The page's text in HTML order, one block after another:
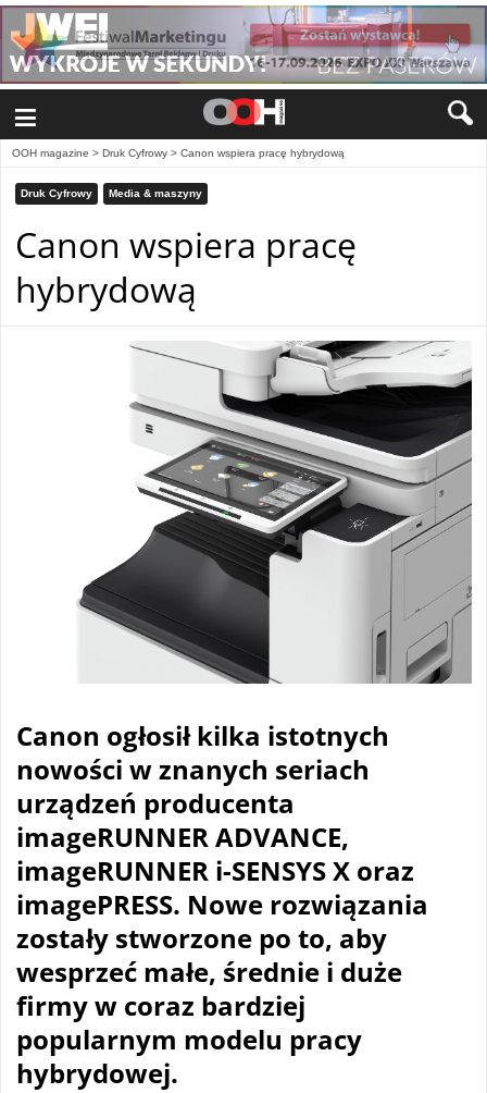
≡
OOH magazine > Druk Cyfrowy > Canon wspiera pracę hybrydową
Druk Cyfrowy Media & maszyny
Canon wspiera pracę
hybrydową
Canon ogłosił kilka istotnych
nowości w znanych seriach
urządzeń producenta
imageRUNNER ADVANCE,
imageRUNNER i-SENSYS X oraz
imagePRESS. Nowe rozwiązania
zostały stworzone po to, aby
wesprzeć małe, średnie i duże
firmy w coraz bardziej
popularnym modelu pracy
hybrydowej.